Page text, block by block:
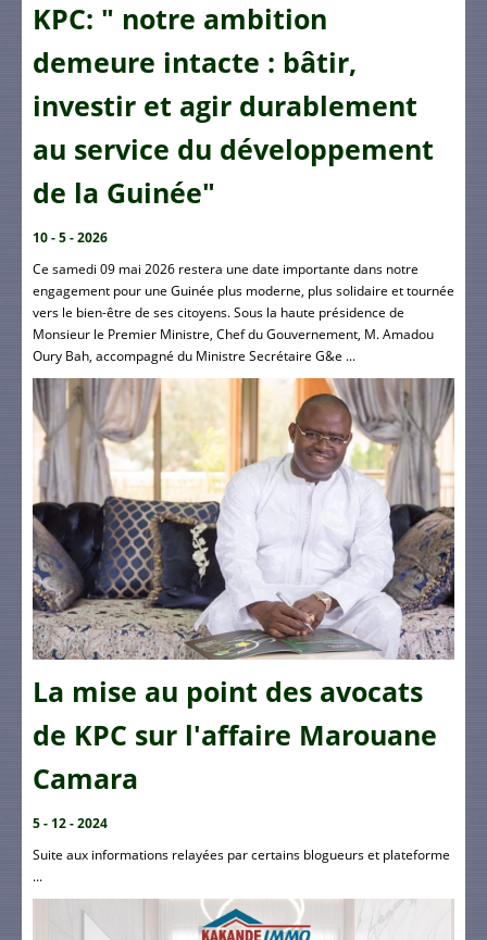
KPC: " notre ambition
demeure intacte : bâtir,
investir et agir durablement
au service du développement
de la Guinée"
10 - 5 - 2026
Ce samedi 09 mai 2026 restera une date importante dans notre
engagement pour une Guinée plus moderne, plus solidaire et tournée
vers le bien-être de ses citoyens. Sous la haute présidence de
Monsieur le Premier Ministre, Chef du Gouvernement, M. Amadou
Oury Bah, accompagné du Ministre Secrétaire G&e ...
La mise au point des avocats
de KPC sur l'affaire Marouane
Camara
5 - 12 - 2024
Suite aux informations relayées par certains blogueurs et plateforme
...